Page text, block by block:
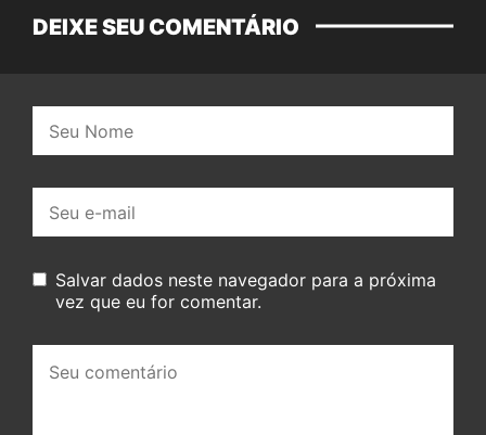
DEIXE SEU COMENTÁRIO
mail:
Salvar dados neste navegador para a próxima
vez que eu for comentar.
comentário: